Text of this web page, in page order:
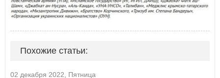
Похожие статьи:
02 декабря 2022, Пятница